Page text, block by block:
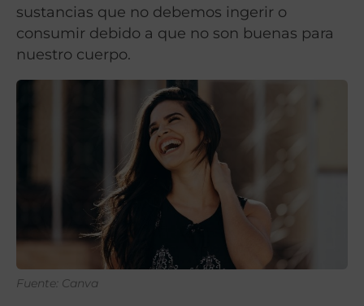
sustancias que no debemos ingerir o
consumir debido a que no son buenas para
nuestro cuerpo.
Fuente: Canva